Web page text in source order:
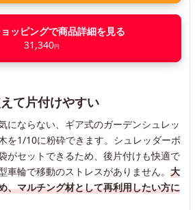
ッピングで商品詳細を見る
31,340円
て片付けやすい
にならない、ギア式のガーデンシュレッ
を1/10に粉砕できます。シュレッダーボ
がセットできるため、後片付けも快適で
車輪で移動のストレスがありません。 大
、マルチング材として再利用したい方に